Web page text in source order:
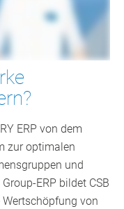
ERP von dem
zur optimalen
und
ERP bildet CSB
Wertschöpfung von